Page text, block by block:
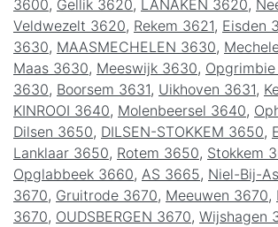
3600, Gellik 3620, LANAKEN 3620,
Veldwezelt 3620, Rekem 3621, Eisden
3630, MAASMECHELEN 3630,
Maas 3630, Meeswijk 3630,
3630, Boorsem 3631, Uikhoven 3631,
KINROOI 3640, Molenbeersel 3640,
Dilsen 3650, DILSEN-STOKKEM 3650,
Lanklaar 3650, Rotem 3650, Stokkem
Opglabbeek 3660, AS 3665, Niel-Bij-
3670, Gruitrode 3670, Meeuwen 3670,
3670, OUDSBERGEN 3670, Wijshagen